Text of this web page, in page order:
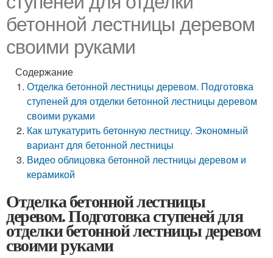
бетонной лестницы деревом
своими руками
Содержание
Отделка бетонной лестницы деревом. Подготовка
ступеней для отделки бетонной лестницы деревом
своими руками
Как штукатурить бетонную лестницу. Экономный
вариант для бетонной лестницы
Видео облицовка бетонной лестницы деревом и
керамикой
Отделка бетонной лестницы
деревом. Подготовка ступеней для
отделки бетонной лестницы деревом
своими руками